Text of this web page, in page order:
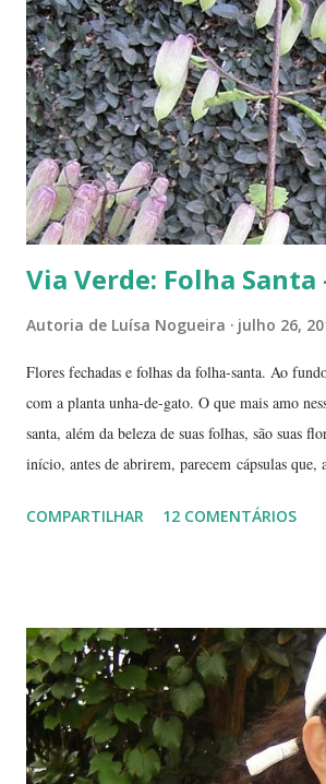
Eles nos disseram que de onde tinham plantado
angiqueiro. Alguma sementinha viajou junto.
outro lugar. Mas ele foi ficando. Quanto mais
deslocá-lo. Hoje ele continua lá, coladinho ao
fazendo sombra para ...
Via Verde: Folha Santa
Autoria de Luísa Nogueira julho 26,
Flores fechadas e folhas da folha-santa. Ao
com a planta unha-de-gato. O que mais amo
santa, além da beleza de suas folhas, são suas
início, antes de abrirem, parecem cápsulas que,
As fotos de hoje são de cachos de suas flores
família das crassuláceas - Folha-santa. Ao fundo:
palmeira açaí. Folha-santa ( Bryophyllum
crassuláceas. Sua reprodução é bem fácil: de
algum galho podem nascer várias mudas. Uma
tempo transforma-se em uma moita. É uma
COMPARTILHAR 12 COMENTÁRIOS